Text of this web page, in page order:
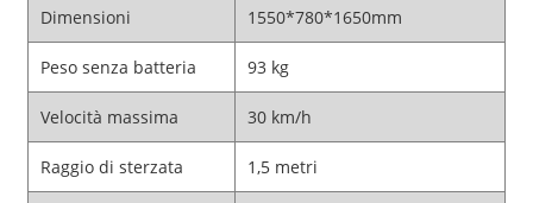
Dimensioni 1550*780*1650mm
Peso senza batteria 93 kg
Velocità massima 30 km/h
Raggio di sterzata 1,5 metri